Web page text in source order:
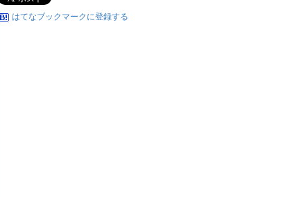
はてなブックマークに登録する